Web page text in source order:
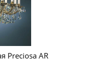
Preciosa AR